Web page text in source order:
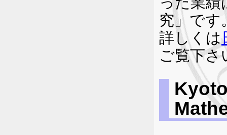
究」です
詳しくは
ご覧下さ